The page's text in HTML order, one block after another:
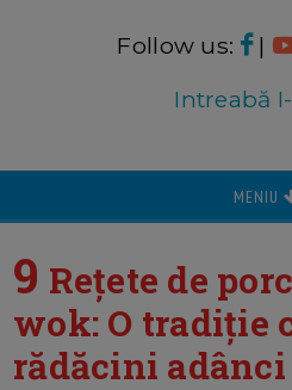
Follow us: |
Intreabă
MENIU
9 Rețete de
wok: O tradiție
rădăcini